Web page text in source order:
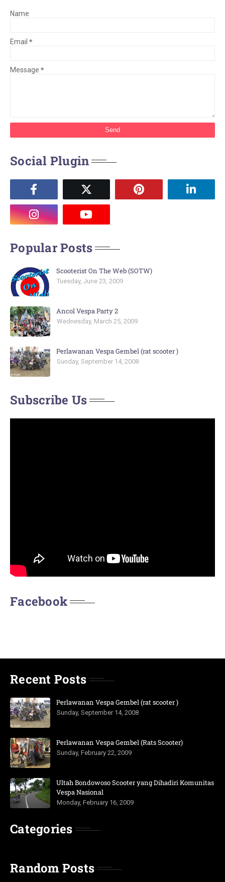
Name
Email *
Message *
Social Plugin
Popular Posts
Scooterist On The Web (SOTW)
Tuesday, June 23, 2009
Ancol Vespa Party 2
Wednesday, March 25, 2009
Perlawanan Vespa Gembel (rat scooter )
Sunday, September 14, 2008
Subscribe Us
Facebook
Recent Posts
Perlawanan Vespa Gembel (rat scooter )
Sunday, September 14, 2008
Perlawanan Vespa Gembel (Rats Scooter)
Sunday, February 22, 2009
Ultah Bondowoso Scooter yang Dihadiri Komunitas
Vespa Nasional
Monday, February 16, 2009
Categories
Random Posts